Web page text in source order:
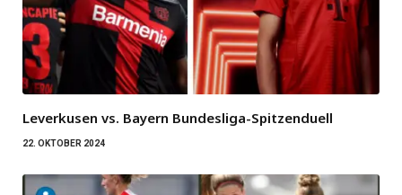
Leverkusen vs. Bayern Bundesliga-Spitzenduell
22. OKTOBER 2024